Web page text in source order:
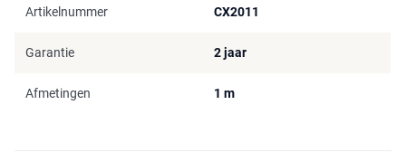
Artikelnummer CX2011
Garantie 2 jaar
Afmetingen 1 m